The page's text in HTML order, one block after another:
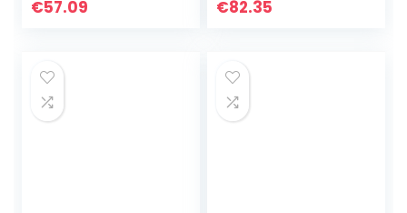
Leather – 4.5 UK
€57.09 €82.35